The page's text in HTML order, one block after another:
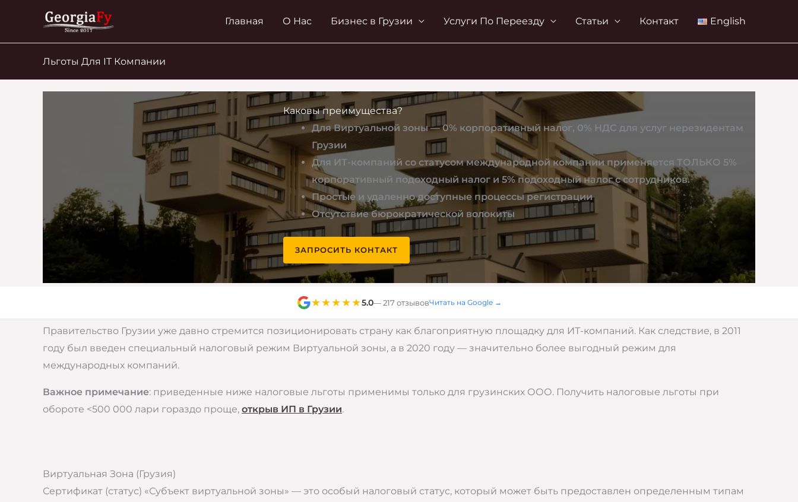
содержимому
Главная О Нас Бизнес в Грузии Услуги По Переезду Статьи Контакт English
Льготы Для IT Компании
Каковы преимущества?
Для Виртуальной зоны — 0% корпоративный налог, 0% НДС для услуг нерезидентам
Грузии
Для ИТ-компаний со статусом международной компании применяется ТОЛЬКО 5%
корпоративный подоходный налог и 5% подоходный налог с сотрудников.
Простые и удаленно доступные процессы регистрации
Отсутствие бюрократической волокиты
ЗАПРОСИТЬ КОНТАКТ
★★★★★5.0— 217 отзывовЧитать на Google →
Правительство Грузии уже давно стремится позиционировать страну как благоприятную площадку для ИТ-компаний. Как следствие, в 2011
году был введен специальный налоговый режим Виртуальной зоны, а в 2020 году — значительно более выгодный режим для
международных компаний.
Важное примечание: приведенные ниже налоговые льготы применимы только для грузинских ООО. Получить налоговые льготы при
обороте <500 000 лари гораздо проще, открыв ИП в Грузии.
Виртуальная Зона (Грузия)
Сертификат (статус) «Субъект виртуальной зоны» — это особый налоговый статус, который может быть предоставлен определенным типам